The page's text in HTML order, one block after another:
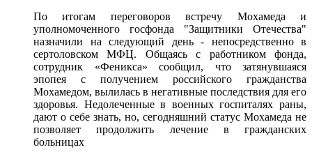
По итогам переговоров встречу Мохамеда и
уполномоченного госфонда "Защитники Отечества"
назначили на следующий день - непосредственно в
сертоловском МФЦ. Общаясь с работником фонда,
сотрудник «Феникса» сообщил, что затянувшаяся
эпопея с получением российского гражданства
Мохамедом, вылилась в негативные последствия для его
здоровья. Недолеченные в военных госпиталях раны,
дают о себе знать, но, сегодняшний статус Мохамеда не
позволяет продолжить лечение в гражданских
больницах